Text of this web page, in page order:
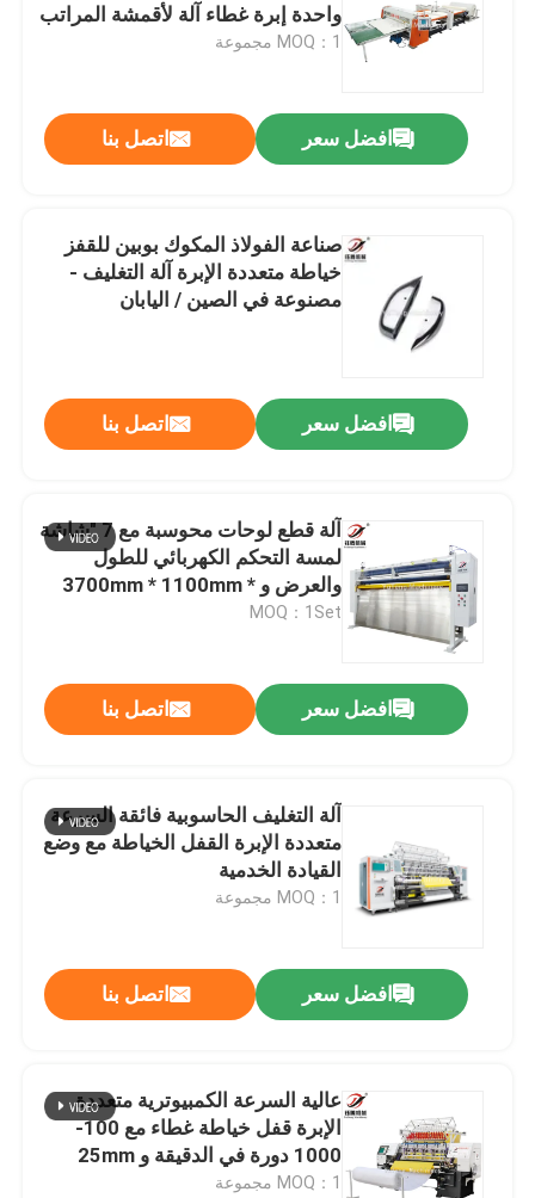
واحدة إبرة غطاء آلة لأقمشة المراتب
مع 80 ملم سمك الخياطة القصوى
MOQ：1 مجموعة
افضل سعر اتصل بنا
صناعة الفولاذ المكوك بوبين للقفز
خياطة متعددة الإبرة آلة التغليف -
مصنوعة في الصين / اليابان
افضل سعر اتصل بنا
آلة قطع لوحات محوسبة مع 7 "شاشة
لمسة التحكم الكهربائي للطول
والعرض و 3700mm * 1100mm *
1850mm الأبعاد
MOQ：1Set
افضل سعر اتصل بنا
آلة التغليف الحاسوبية فائقة السرعة
متعددة الإبرة القفل الخياطة مع وضع
القيادة الخدمية
MOQ：1 مجموعة
افضل سعر اتصل بنا
عالية السرعة الكمبيوترية متعددة
الإبرة قفل خياطة غطاء مع 100-
1000 دورة في الدقيقة و 25mm
الحد الأقصى من سمك الخياطة
MOQ：1 مجموعة